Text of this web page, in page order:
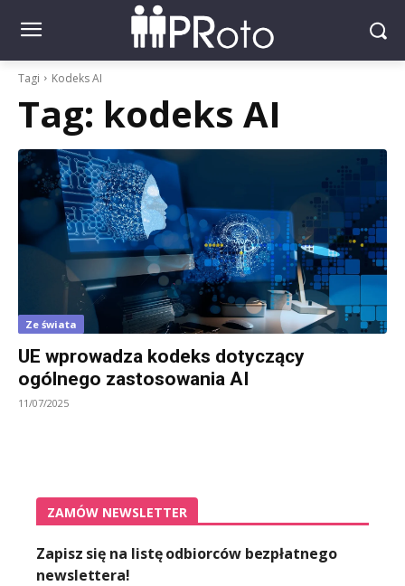
Tagi Kodeks AI
Tag: kodeks AI
Ze świata
UE wprowadza kodeks dotyczący
ogólnego zastosowania AI
11/07/2025
ZAMÓW NEWSLETTER
Zapisz się na listę odbiorców bezpłatnego
newslettera!